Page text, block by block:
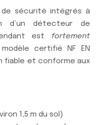
de sécurité intégrés à
d’un détecteur de
est fortement
certifié NF EN
fiable et conforme aux
1,5 m du sol)